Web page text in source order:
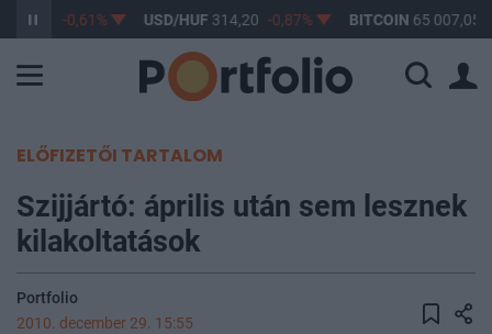
363,17 -0,61% USD/HUF 314,20 -0,87% BITCOIN 65 007,05
ELŐFIZETŐI TARTALOM
Szijjártó: április után sem lesznek
kilakoltatások
Portfolio
2010. december 29. 15:55